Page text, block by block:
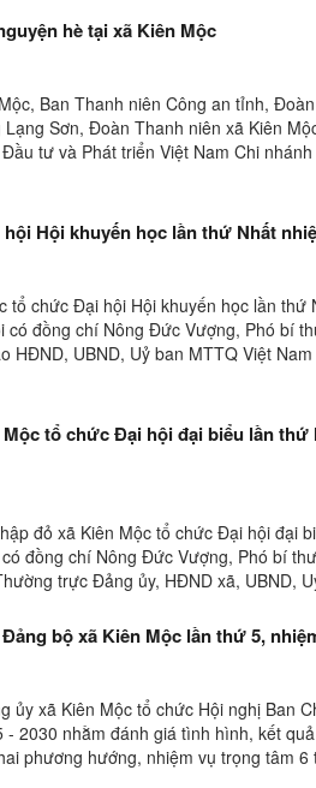
hè tại xã Kiên Mộc
Ban Thanh niên Công an tỉnh,
Sơn, Đoàn Thanh niên xã Kiên
tư và Phát triển Việt Nam Chi
Hội khuyến học lần thứ Nhất
tổ chức Đại hội Hội khuyến học lần thứ
có đồng chí Nông Đức Vượng, Phó bí
HĐND, UBND, Uỷ ban MTTQ Việt
tổ chức Đại hội đại biểu lần thứ
đỏ xã Kiên Mộc tổ chức Đại hội đại
đồng chí Nông Đức Vượng, Phó bí
trực Đảng ủy, HĐND xã, UBND,
bộ xã Kiên Mộc lần thứ 5,
ủy xã Kiên Mộc tổ chức Hội nghị Ban
- 2030 nhằm đánh giá tình hình, kết
phương hướng, nhiệm vụ trọng tâm 6